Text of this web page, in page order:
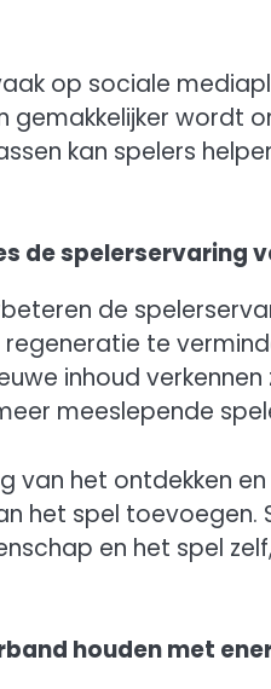
op sociale
wordt
kan spelers
de spelerservaring
de
te
inhoud
meeslepende
van het ontdekken
het spel toevoegen.
en het spel
houden met